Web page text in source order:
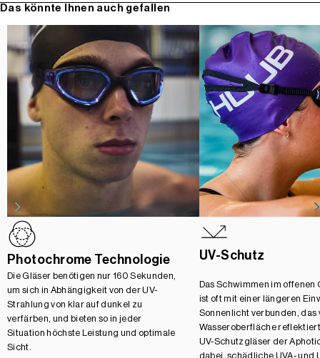
Das könnte Ihnen auch gefallen
Photochrome Technologie
Die Gläser benötigen nur 160 Sekunden,
um sich in Abhängigkeit von der UV-
Strahlung von klar auf dunkel zu
verfärben, und bieten so in jeder
Situation höchste Leistung und optimale
Sicht.
UV-Schutz
Das Schwimmen im offenen
ist oft mit einer längeren
Sonnenlicht verbunden, das
Wasseroberfläche
UV-Schutzgläser der
dabei, schädliche UVA- und